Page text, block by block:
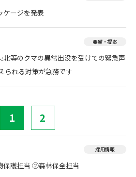
ケージを発表
要望・提案
等のクマの異常出没を受けての緊急声
られる対策が急務です
1 2
採用情報
保護担当 ②森林保全担当